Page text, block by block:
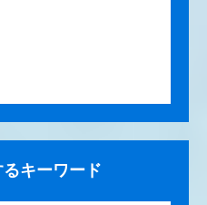
キーワード